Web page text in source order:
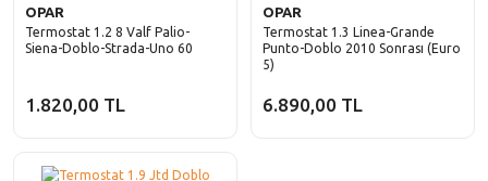
OPAR
Termostat 1.2 8 Valf Palio-
Siena-Doblo-Strada-Uno 60
1.820,00 TL
OPAR
Termostat 1.3 Linea-Grande
Punto-Doblo 2010 Sonrası (Euro
5)
6.890,00 TL